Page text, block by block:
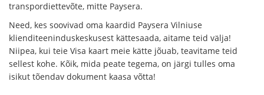
transpordiettevõte, mitte Paysera.
Need, kes soovivad oma kaardid Paysera Vilniuse
klienditeeninduskeskusest kättesaada, aitame teid välja!
Niipea, kui teie Visa kaart meie kätte jõuab, teavitame teid
sellest kohe. Kõik, mida peate tegema, on järgi tulles oma
isikut tõendav dokument kaasa võtta!